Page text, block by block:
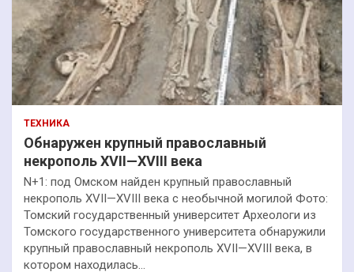
ТЕХНИКА
Обнаружен крупный православный
некрополь XVII—XVIII века
N+1: под Омском найден крупный православный
некрополь XVII—XVIII века с необычной могилой Фото:
Томский государственный университет Археологи из
Томского государственного университета обнаружили
крупный православный некрополь XVII—XVIII века, в
котором находилась…